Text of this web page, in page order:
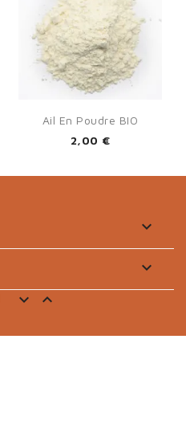
Ail En Poudre BIO
2,00 €


 